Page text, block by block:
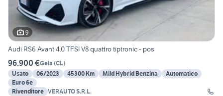
9
Audi RS6 Avant 4.0 TFSI V8 quattro tiptronic - pos
96.900 €Gela (CL)
Usato
06/2023 45300 Km Mild Hybrid Benzina
Automatico
Euro 6e
Rivenditore VERAUTO S.R.L.